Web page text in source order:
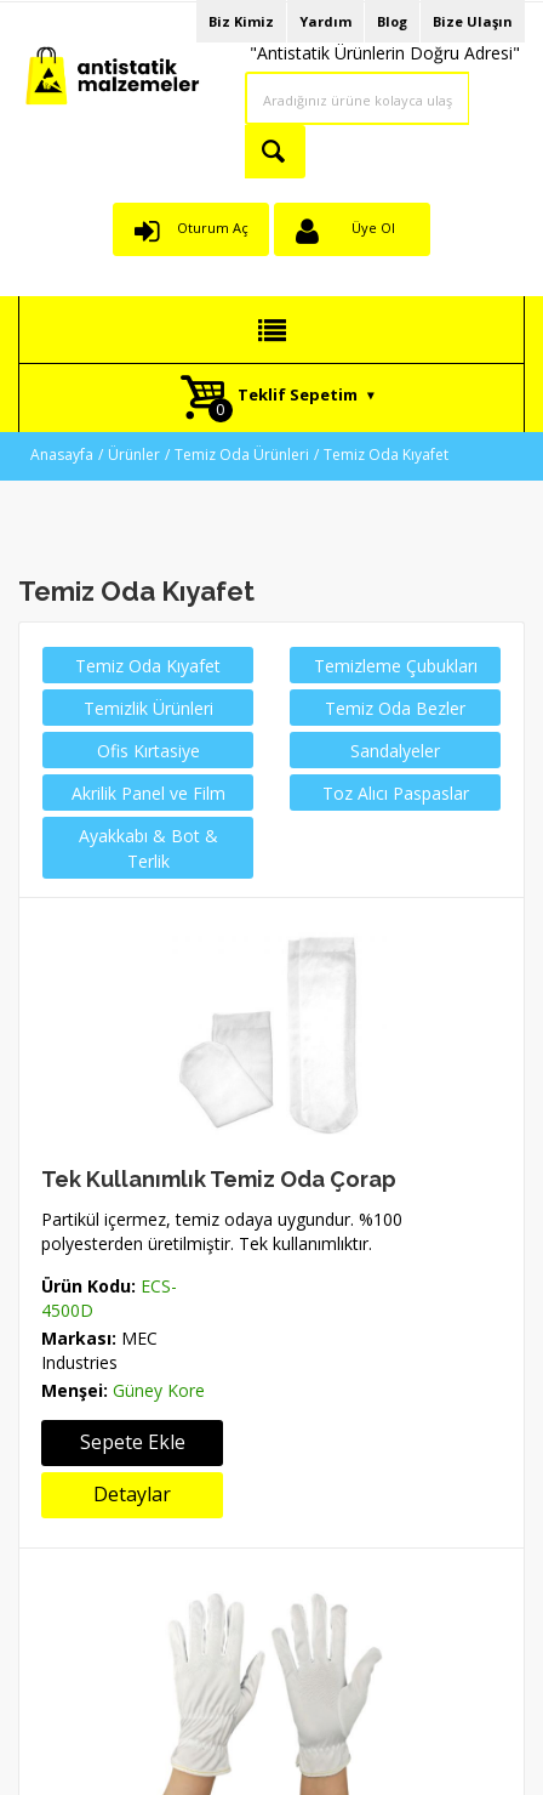
Biz Kimiz Yardım Blog Bize Ulaşın
"Antistatik Ürünlerin Doğru Adresi"
Oturum Aç Üye Ol
Teklif Sepetim
Anasayfa Ürünler Temiz Oda Ürünleri Temiz Oda Kıyafet
Temiz Oda Kıyafet
Temiz Oda Kıyafet
Temizleme Çubukları
Temizlik Ürünleri
Temiz Oda Bezler
Ofis Kırtasiye
Sandalyeler
Akrilik Panel ve Film
Toz Alıcı Paspaslar
Ayakkabı & Bot &
Terlik
Tek Kullanımlık Temiz Oda Çorap
Partikül içermez, temiz odaya uygundur. %100
polyesterden üretilmiştir. Tek kullanımlıktır.
Ürün Kodu: ECS-
4500D
Markası: MEC
Industries
Menşei: Güney Kore
Sepete Ekle
Detaylar